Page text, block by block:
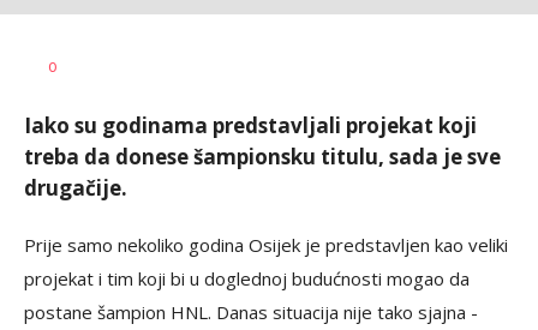
AUTOR
0
Iako su godinama predstavljali projekat koji
treba da donese šampionsku titulu, sada je sve
drugačije.
Prije samo nekoliko godina Osijek je predstavljen kao veliki
projekat i tim koji bi u doglednoj budućnosti mogao da
postane šampion HNL. Danas situacija nije tako sjajna -